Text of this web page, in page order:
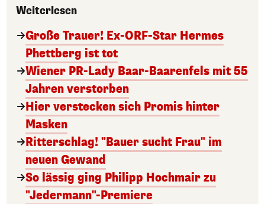
Weiterlesen
Große Trauer! Ex-ORF-Star Hermes
Phettberg ist tot
Wiener PR-Lady Baar-Baarenfels mit 55
Jahren verstorben
Hier verstecken sich Promis hinter
Masken
Ritterschlag! "Bauer sucht Frau" im
neuen Gewand
So lässig ging Philipp Hochmair zu
"Jedermann"-Premiere